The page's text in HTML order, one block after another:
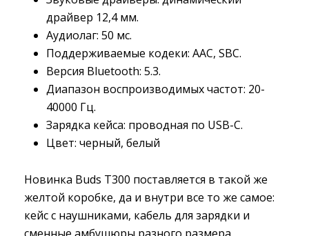
драйвер 12,4 мм.
Аудиолаг: 50 мс.
Поддерживаемые кодеки: AAC, SBC.
Версия Bluetooth: 5.3.
Диапазон воспроизводимых частот: 20-
40000 Гц.
Зарядка кейса: проводная по USB-C.
Цвет: черный, белый
Новинка Buds T300 поставляется в такой же
желтой коробке, да и внутри все то же самое:
кейс с наушниками, кабель для зарядки и